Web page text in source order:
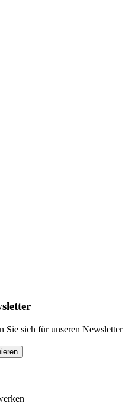
Sie sich für unseren Newsletter